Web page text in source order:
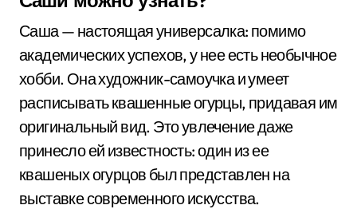
Саша — настоящая универсалка: помимо
академических успехов, у нее есть необычное
хобби. Она художник-самоучка и умеет
расписывать квашенные огурцы, придавая им
оригинальный вид. Это увлечение даже
принесло ей известность: один из ее
квашеных огурцов был представлен на
выставке современного искусства.